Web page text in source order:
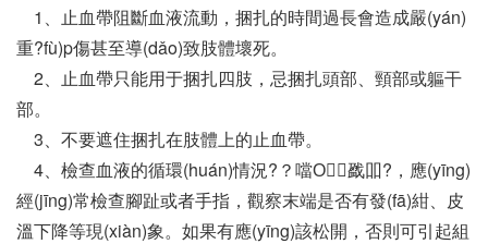
1、止血帶阻斷血液流動，捆扎的時間過長會造成嚴(yán)
重?fù)p傷甚至導(dǎo)致肢體壞死。
2、止血帶只能用于捆扎四肢，忌捆扎頭部、頸部或軀干
部。
3、不要遮住捆扎在肢體上的止血帶。
4、檢查血液的循環(huán)情況?？噹О戤吅?，應(yīng)
經(jīng)常檢查腳趾或者手指，觀察末端是否有發(fā)紺、皮
溫下降等現(xiàn)象。如果有應(yīng)該松開，否則可引起組